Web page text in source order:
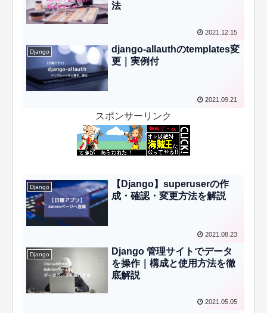
法
2021.12.15
Django
django-allauthのtemplates変
更｜実例付
2021.09.21
スポンサーリンク
Django
【Django】superuserの作
成・確認・変更方法を解説
2021.08.23
Django
Django 管理サイトでデータ
を操作｜構成と使用方法を徹
底解説
2021.05.05